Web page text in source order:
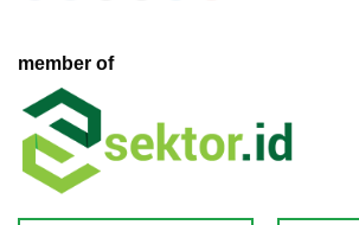
member of